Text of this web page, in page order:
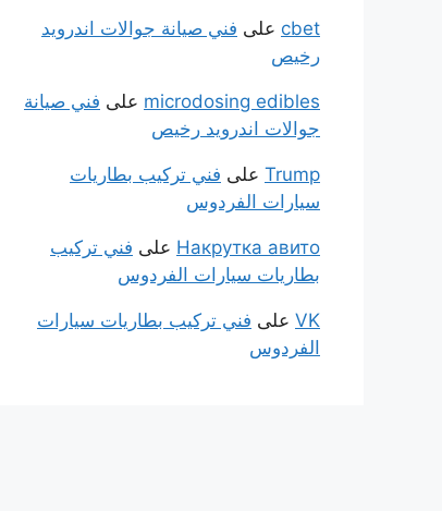
cbet على فني صيانة جوالات اندرويد
رخيص
microdosing edibles على فني صيانة
جوالات اندرويد رخيص
Trump على فني تركيب بطاريات
سيارات الفردوس
Накрутка авито على فني تركيب
بطاريات سيارات الفردوس
VK على فني تركيب بطاريات سيارات
الفردوس